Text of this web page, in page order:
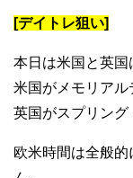
[デイトレ狙い]
本日は米国と英国
米国がメモリアル
英国がスプリン
欧米時間は全般